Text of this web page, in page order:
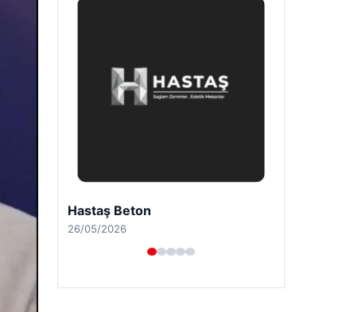
Enes Kaplan Avukatlık Bürosu
28/04/2026